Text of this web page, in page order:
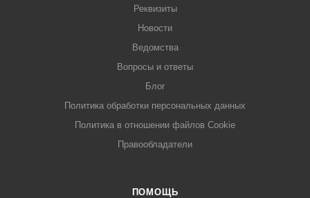
Реквизиты
Новости
Ведомства
Вопросы и ответы
Блог
Политика обработки персональных данных
Политика в отношении файлов Cookie
Правообладатели
ПОМОЩЬ